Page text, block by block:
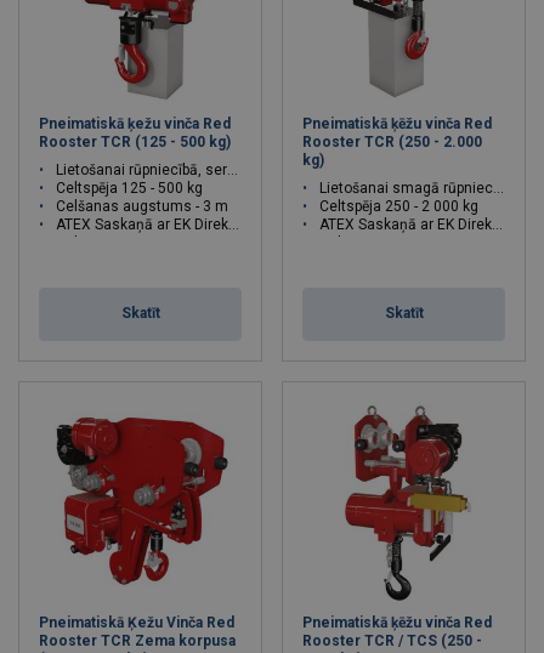
Pneimatiskā ķežu vinča Red
Rooster TCR (125 - 500 kg)
Lietošanai rūpniecībā, servisā
Celtspēja 125 - 500 kg
Celšanas augstums - 3 m
ATEX Saskaņā ar EK Direktīvu
Skatīt
Pneimatiskā ķēžu vinča Red
Rooster TCR (250 - 2.000
kg)
Lietošanai smagā rūpniecībā
Celtspēja 250 - 2 000 kg
ATEX Saskaņā ar EK Direktīvu
Skatīt
Pneimatiskā Ķežu Vinča Red
Rooster TCR Zema korpusa
Pneimatiskā ķēžu vinča Red
Rooster TCR / TCS (250 -